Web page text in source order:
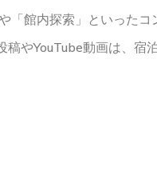
「館内探索」といった
やYouTube動画は、